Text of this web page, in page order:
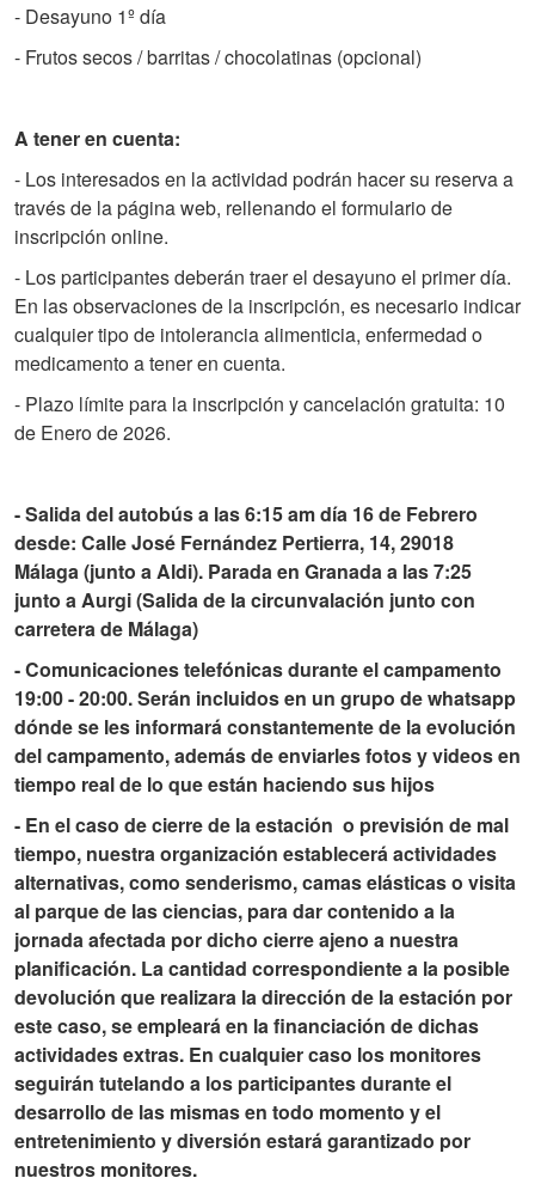
- Desayuno 1º día
- Frutos secos / barritas / chocolatinas (opcional)
A tener en cuenta:
- Los interesados en la actividad podrán hacer su reserva a
través de la página web, rellenando el formulario de
inscripción online.
- Los participantes deberán traer el desayuno el primer día.
En las observaciones de la inscripción, es necesario indicar
cualquier tipo de intolerancia alimenticia, enfermedad o
medicamento a tener en cuenta.
- Plazo límite para la inscripción y cancelación gratuita: 10
de Enero de 2026.
- Salida del autobús a las 6:15 am día 16 de Febrero
desde: Calle José Fernández Pertierra, 14, 29018
Málaga (junto a Aldi). Parada en Granada a las 7:25
junto a Aurgi (Salida de la circunvalación junto con
carretera de Málaga)
- Comunicaciones telefónicas durante el campamento
19:00 - 20:00. Serán incluidos en un grupo de whatsapp
dónde se les informará constantemente de la evolución
del campamento, además de enviarles fotos y videos en
tiempo real de lo que están haciendo sus hijos
- En el caso de cierre de la estación o previsión de mal
tiempo, nuestra organización establecerá actividades
alternativas, como senderismo, camas elásticas o visita
al parque de las ciencias, para dar contenido a la
jornada afectada por dicho cierre ajeno a nuestra
planificación. La cantidad correspondiente a la posible
devolución que realizara la dirección de la estación por
este caso, se empleará en la financiación de dichas
actividades extras. En cualquier caso los monitores
seguirán tutelando a los participantes durante el
desarrollo de las mismas en todo momento y el
entretenimiento y diversión estará garantizado por
nuestros monitores.